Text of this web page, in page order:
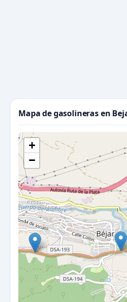
Mapa de gasolineras en
+
−